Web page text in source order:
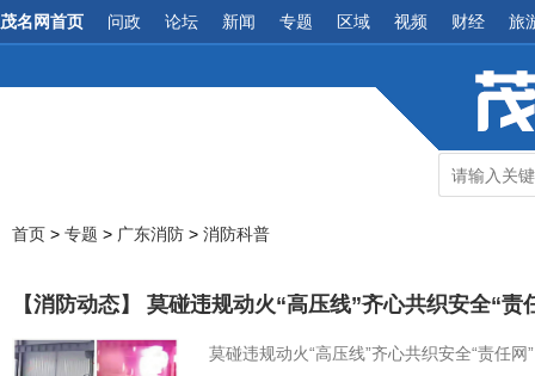
茂名网首页 问政 论坛 新闻 专题 区域 视频 财经 旅
首页 > 专题 > 广东消防 > 消防科普
【消防动态】 莫碰违规动火“高压线”齐心共织安全“责
莫碰违规动火“高压线”齐心共织安全“责任网”